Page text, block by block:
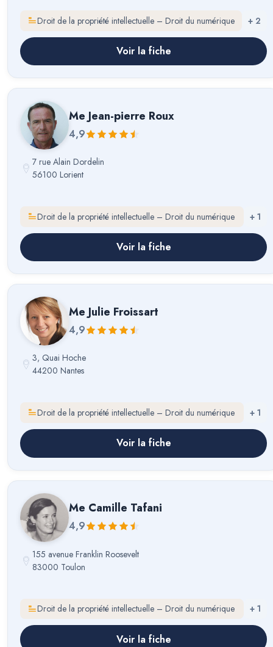
Droit de la propriété intellectuelle – Droit du numérique + 2
Voir la fiche
Me Jean-pierre Roux
4,9
7 rue Alain Dordelin
56100 Lorient
Droit de la propriété intellectuelle – Droit du numérique + 1
Voir la fiche
Me Julie Froissart
4,9
3, Quai Hoche
44200 Nantes
Droit de la propriété intellectuelle – Droit du numérique + 1
Voir la fiche
Me Camille Tafani
4,9
155 avenue Franklin Roosevelt
83000 Toulon
Droit de la propriété intellectuelle – Droit du numérique + 1
Voir la fiche